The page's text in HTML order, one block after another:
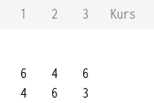
1 2 3
Kurs
6
4
4
6
6
3